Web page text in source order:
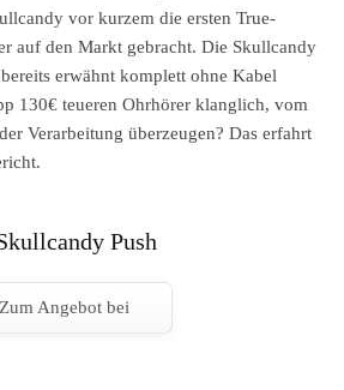
vor kurzem die ersten True-
auf den Markt gebracht. Die Skullcandy
erwähnt komplett ohne Kabel
130€ teueren Ohrhörer klanglich, vom
Verarbeitung überzeugen? Das erfahrt
Push
Zum Angebot bei